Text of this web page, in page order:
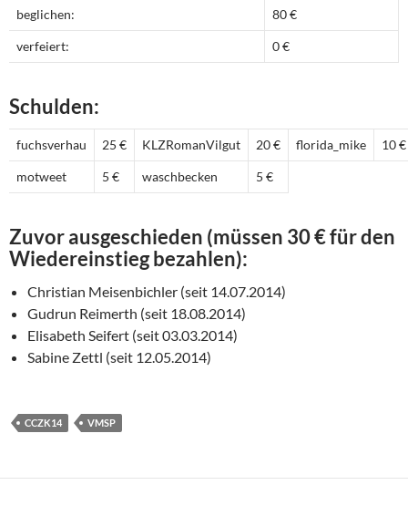
beglichen: 80 €
verfeiert: 0 €
Schulden:
fuchsverhau 25 € KLZRomanVilgut 20 € florida_mike 10 €
motweet 5 € waschbecken 5 €
Zuvor ausgeschieden (müssen 30 € für den
Wiedereinstieg bezahlen):
Christian Meisenbichler (seit 14.07.2014)
Gudrun Reimerth (seit 18.08.2014)
Elisabeth Seifert (seit 03.03.2014)
Sabine Zettl (seit 12.05.2014)
CCZK14 VMSP